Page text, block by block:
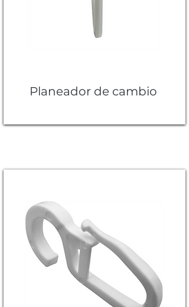
Planeador de cambio